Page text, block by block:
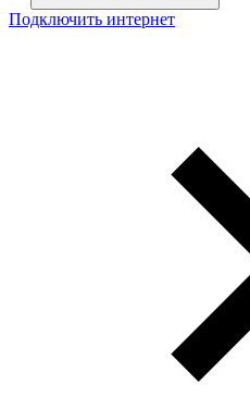
Подключить интернет